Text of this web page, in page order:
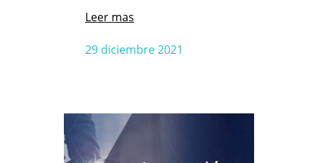
29 diciembre 2021
Leer mas